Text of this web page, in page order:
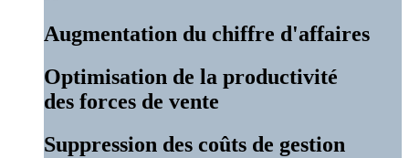
Augmentation du chiffre d'affaires
Optimisation de la productivité
des forces de vente
Suppression des coûts de gestion